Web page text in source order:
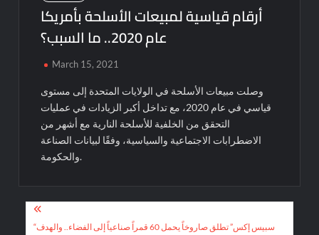
أرقام قياسية لمبيعات الأسلحة بأمريكا
عام 2020.. ما السبب؟
March 15, 2021
وصلت مبيعات الأسلحة في الولايات المتحدة إلى مستوى
قياسي في عام 2020، مع تداخل أكبر الزيادات في عمليات
التحقق من الخلفية للأسلحة النارية مع أشهر من
الاضطرابات الاجتماعية والسياسية، وفقًا لبيانات الصناعة
والحكومة.
Post
“سبيس إكس” تطلق صاروخاً يحمل 60 قمراً صناعياً إلى الفضاء.. والهدف